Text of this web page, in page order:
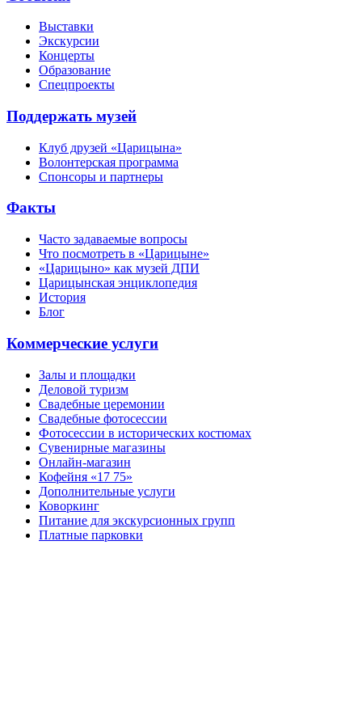
Выставки
Экскурсии
Концерты
Образование
Спецпроекты
Поддержать музей
Клуб друзей «Царицына»
Волонтерская программа
Спонсоры и партнеры
Факты
Часто задаваемые вопросы
Что посмотреть в «Царицыне»
«Царицыно» как музей ДПИ
Царицынская энциклопедия
История
Блог
Коммерческие услуги
Залы и площадки
Деловой туризм
Свадебные церемонии
Свадебные фотосессии
Фотосессии в исторических костюмах
Сувенирные магазины
Онлайн-магазин
Кофейня «17 75»
Дополнительные услуги
Коворкинг
Питание для экскурсионных групп
Платные парковки